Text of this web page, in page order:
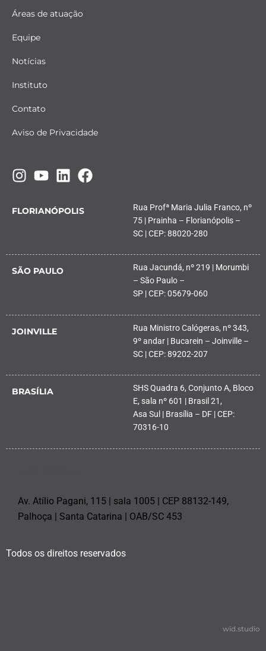
Áreas de atuação
Equipe
Notícias
Instituto
Contato
Aviso de Privacidade
FLORIANÓPOLIS
Rua Profª Maria Julia Franco, nº
75 | Prainha – Florianópolis –
SC | CEP: 88020-280
SÃO PAULO
Rua Jacundá, nº 219 | Morumbi
– São Paulo –
SP | CEP: 05679-060
JOINVILLE
Rua Ministro Calógeras, nº 343,
9º andar | Bucarein – Joinville –
SC | CEP: 89202-207
BRASÍLIA
SHS Quadra 6, Conjunto A, Bloco
E, sala nº 601 | Brasil 21,
Asa Sul | Brasília – DF | CEP:
70316-10
Av. Atílio Pagani, 115 | sala 1005 | CEP 88132-149,
Palhoça | Santa Catarina | OAB/SC 453
Todos os direitos reservados
wid.studio